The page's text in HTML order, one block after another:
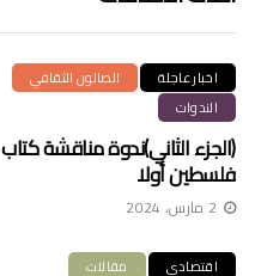
اخبار عاجلة
الصالون الثقافي
الندوات
(الجزء الثاني)ندوة مناقشة كتاب
فلسطين أولا
2 مارس، 2024
اقتصادي مقالات